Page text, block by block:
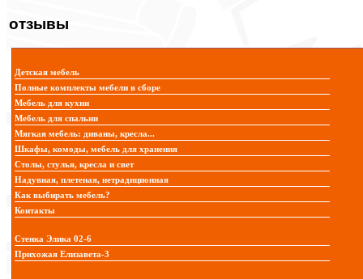
отзывы
Детская мебель
Полные комплекты мебели в сборе
Мебель для кухни
Мебель для спальни
Мягкая мебель: диваны, кресла...
Шкафы, комоды, мебель для хранения
Столы, стулья, кресла и свет
Надувная, плетеная, нетрадиционная
Как выбирать мебель?
Контакты
Стенка Элика 02-6
Прихожая Елизавета-3